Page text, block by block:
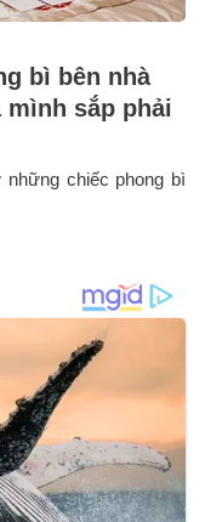
bì bên nhà
sắp phải
chiếc phong bì